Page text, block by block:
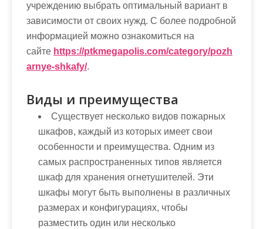
учреждению выбрать оптимальный вариант в
зависимости от своих нужд. С более подробной
информацией можно ознакомиться на
сайте https://ptkmegapolis.com/category/pozh
arnye-shkafy/.
Виды и преимущества
Существует несколько видов пожарных
шкафов, каждый из которых имеет свои
особенности и преимущества. Одним из
самых распространенных типов является
шкаф для хранения огнетушителей. Эти
шкафы могут быть выполнены в различных
размерах и конфигурациях, чтобы
разместить один или несколько